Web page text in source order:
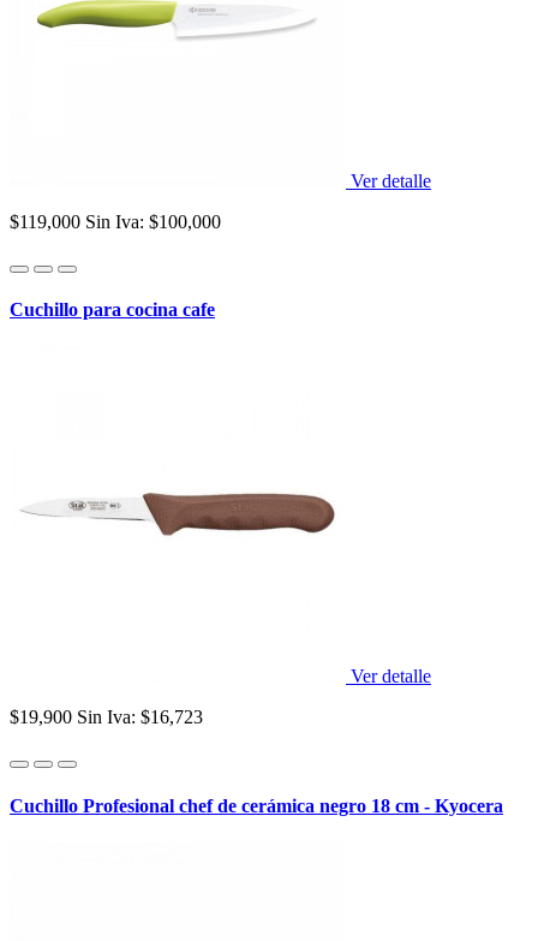
Ver detalle
$119,000 Sin Iva: $100,000
Cuchillo para cocina cafe
Ver detalle
$19,900 Sin Iva: $16,723
Cuchillo Profesional chef de cerámica negro 18 cm - Kyocera